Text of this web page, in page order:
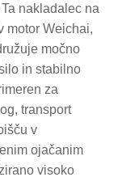
nakladalec na
motor Weichai,
močno
in stabilno
za
transport
v
ojačanim
visoko